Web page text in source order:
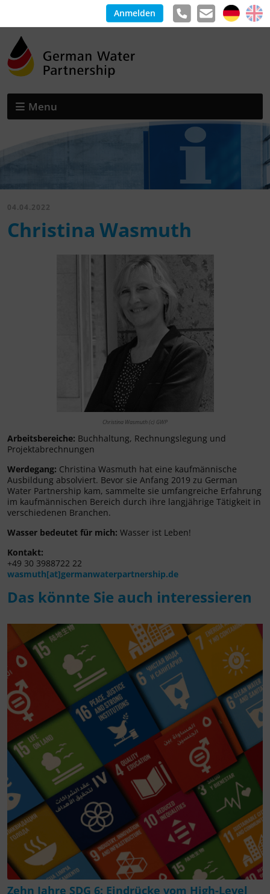
Anmelden
Menu
04.04.2022
Christina Wasmuth
Christina Wasmuth (c) GWP
Arbeitsbereiche: Buchhaltung, Rechnungslegung und
Projektabrechnungen
Werdegang: Christina Wasmuth hat eine kaufmännische
Ausbildung absolviert. Bevor sie Anfang 2019 zu German
Water Partnership kam, sammelte sie umfangreiche Erfahrung
im kaufmännischen Bereich durch ihre langjährige Tätigkeit in
verschiedenen Branchen.
Wasser bedeutet für mich: Wasser ist Leben!
Kontakt:
+49 30 3988722 22
wasmuth[at]germanwaterpartnership.de
Das könnte Sie auch interessieren
Zehn Jahre SDG 6: Eindrücke vom High-Level